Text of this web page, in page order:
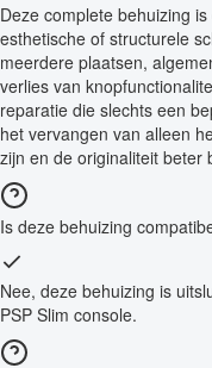
Deze complete behuizing
esthetische of structurele
meerdere plaatsen,
verlies van
reparatie die slechts een
het vervangen van alleen
zijn en de originaliteit beter
Is deze behuizing
Nee, deze behuizing is
PSP Slim console.